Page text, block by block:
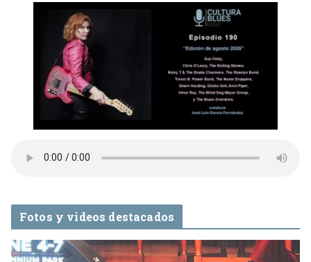
Fotos y videos destacados